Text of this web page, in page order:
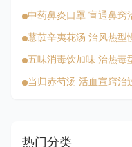
中药鼻炎口罩 宣通鼻窍
薏苡辛夷花汤 治风热型
五味消毒饮加味 治热毒
当归赤芍汤 活血宣窍治
热门分类